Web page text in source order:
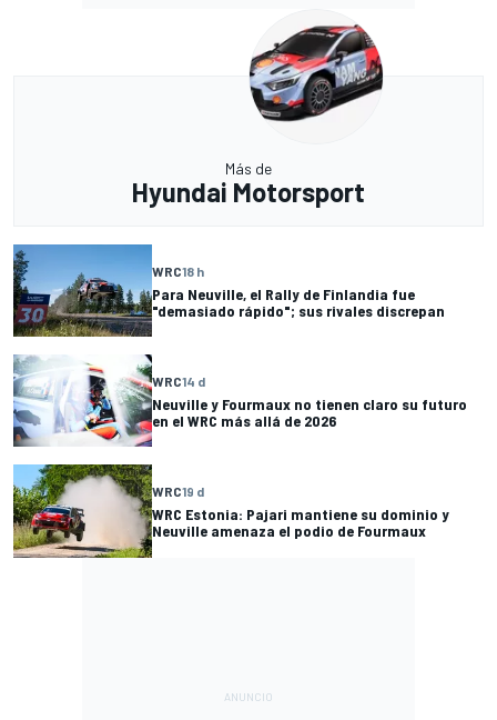
Más de
Hyundai Motorsport
WRC18 h
Para Neuville, el Rally de Finlandia fue
"demasiado rápido"; sus rivales discrepan
WRC14 d
Neuville y Fourmaux no tienen claro su futuro
en el WRC más allá de 2026
WRC19 d
WRC Estonia: Pajari mantiene su dominio y
Neuville amenaza el podio de Fourmaux